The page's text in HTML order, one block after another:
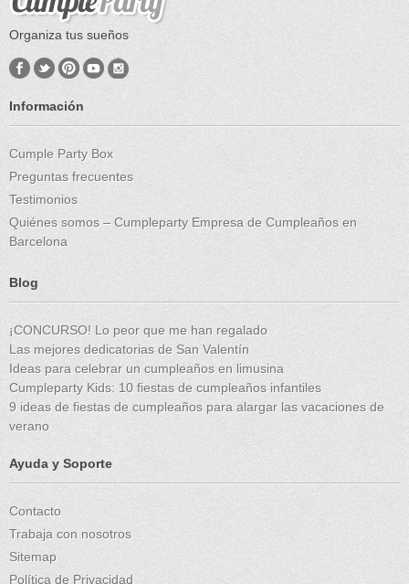
Organiza tus sueños
Información
Cumple Party Box
Preguntas frecuentes
Testimonios
Quiénes somos – Cumpleparty Empresa de Cumpleaños en
Barcelona
Blog
¡CONCURSO! Lo peor que me han regalado
Las mejores dedicatorias de San Valentín
Ideas para celebrar un cumpleaños en limusina
Cumpleparty Kids: 10 fiestas de cumpleaños infantiles
9 ideas de fiestas de cumpleaños para alargar las vacaciones de
verano
Ayuda y Soporte
Contacto
Trabaja con nosotros
Sitemap
Política de Privacidad